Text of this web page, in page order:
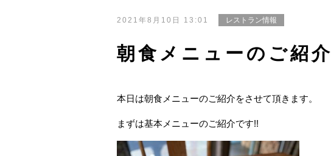
2021年8月10日 13:01 レストラン情報
朝食メニューのご紹介
本日は朝食メニューのご紹介をさせて頂きます。
まずは基本メニューのご紹介です!!